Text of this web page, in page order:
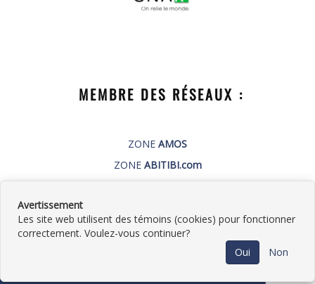
MEMBRE DES RÉSEAUX :
ZONE AMOS
ZONE ABITIBI.com
Contactez-
Politique de
Avertissement
Les site web utilisent des témoins (cookies) pour fonctionner
correctement. Voulez-vous continuer?
Oui
Non